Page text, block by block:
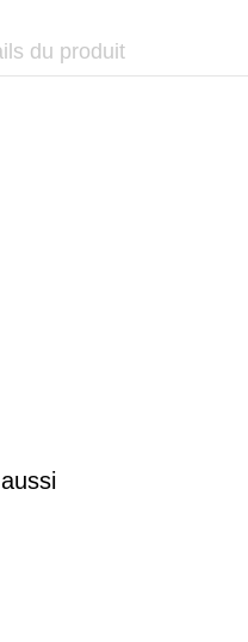
du produit